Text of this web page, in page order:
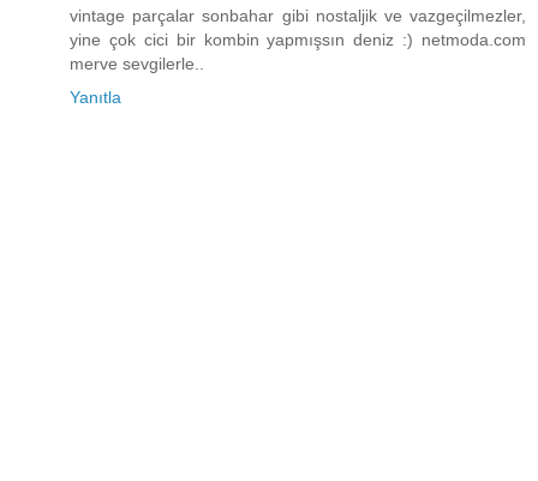
vintage parçalar sonbahar gibi nostaljik ve vazgeçilmezler,
yine çok cici bir kombin yapmışsın deniz :) netmoda.com
merve sevgilerle..
Yanıtla